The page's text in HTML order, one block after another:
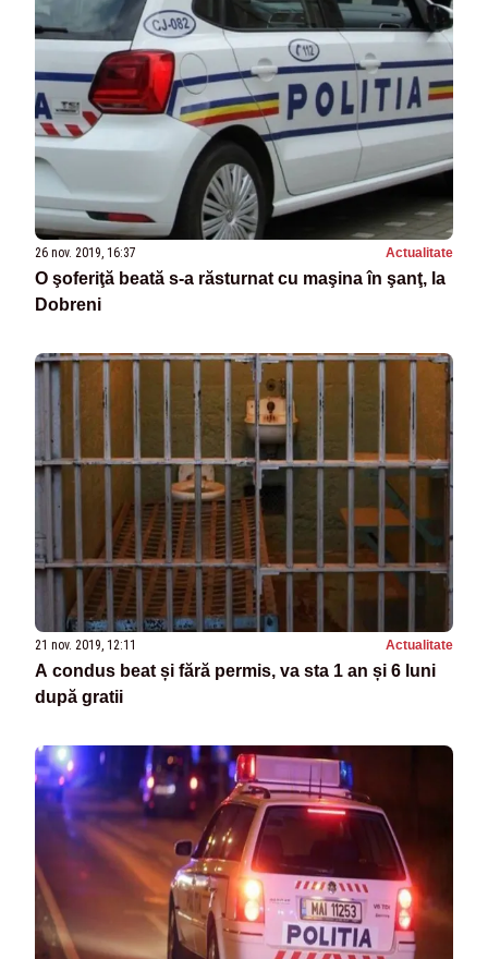
26 nov. 2019, 16:37 Actualitate
O şoferiţă beată s-a răsturnat cu maşina în şanţ, la
Dobreni
21 nov. 2019, 12:11 Actualitate
A condus beat și fără permis, va sta 1 an și 6 luni
după gratii